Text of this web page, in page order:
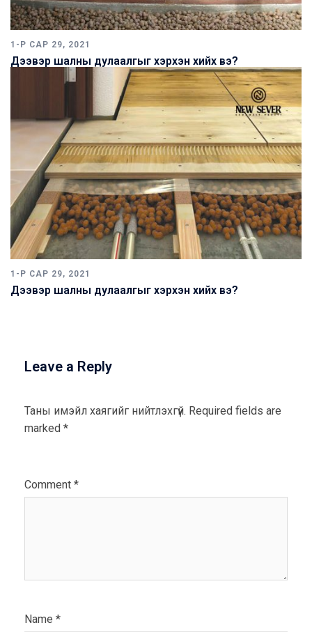
1-Р САР 29, 2021
Дээвэр шалны дулаалгыг хэрхэн хийх вэ?
1-Р САР 29, 2021
Дээвэр шалны дулаалгыг хэрхэн хийх вэ?
Leave a Reply
Таны имэйл хаягийг нийтлэхгүй. Required fields are
marked *
Comment *
Name *